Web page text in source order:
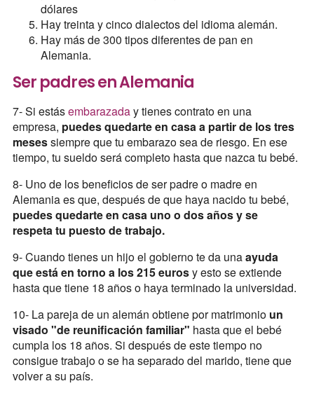
dólares
Hay treinta y cinco dialectos del idioma alemán.
Hay más de 300 tipos diferentes de pan en
Alemania.
Ser padres en Alemania
7- Si estásembarazaday tienes contrato en una
empresa, puedes quedarte en casa a partir de los tres
mesessiempre que tu embarazo sea de riesgo. En ese
tiempo, tu sueldo será completo hasta que nazca tu bebé.
8- Uno de los beneficios de ser padre o madre en
Alemania es que, después de que haya nacido tu bebé,
puedes quedarte en casa uno o dos años y se
respeta tu puesto de trabajo.
9- Cuando tienes un hijo el gobierno te da unaayuda
que está en torno a los 215 eurosy esto se extiende
hasta que tiene 18 años o haya terminado la universidad.
10- La pareja de un alemán obtiene por matrimonio un
visado "de reunificación familiar" hasta que el bebé
cumpla los 18 años. Si después de este tiempo no
consigue trabajo o se ha separado del marido, tiene que
volver a su país.